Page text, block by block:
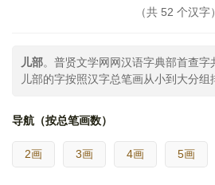
共 52 个汉字
儿部。普贤文学网网汉语字典部首查字
儿部的字按照汉字总笔画从小到大分组
导航（按总笔画数）
2画 3画 4画 5画